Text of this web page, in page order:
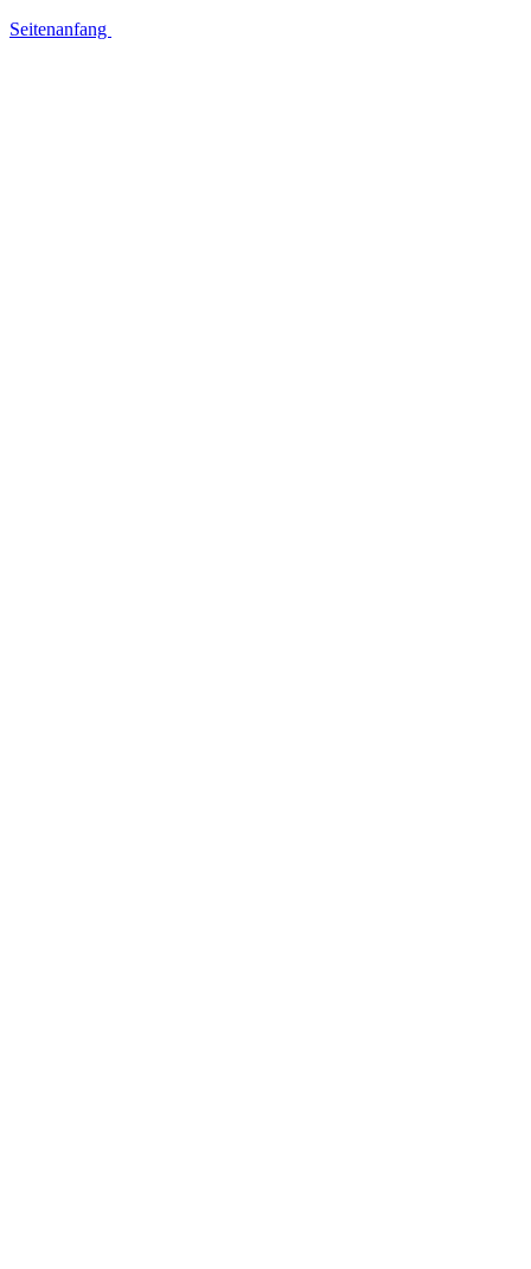
Seitenanfang